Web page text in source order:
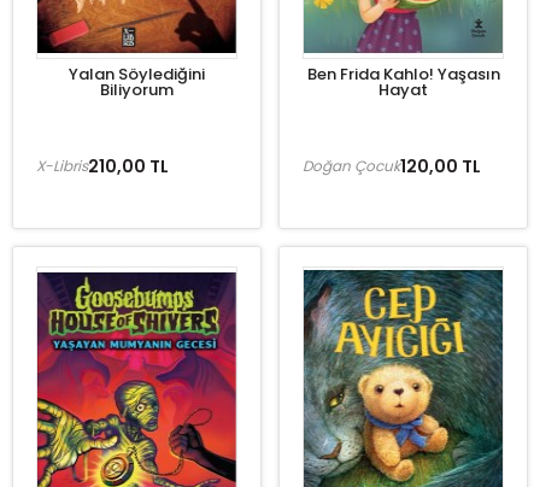
Yalan Söylediğini
Biliyorum
210,00 TL
X-Libris
Ben Frida Kahlo! Yaşasın
Hayat
120,00 TL
Doğan Çocuk